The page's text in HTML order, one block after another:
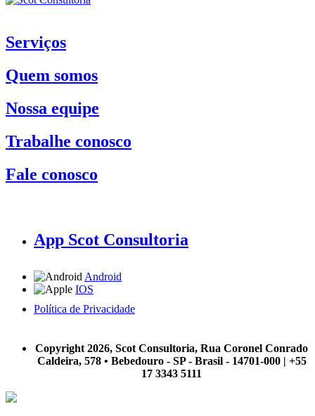
Serviços
Quem somos
Nossa equipe
Trabalhe conosco
Fale conosco
App Scot Consultoria
Android
IOS
Política de Privacidade
Copyright 2026, Scot Consultoria, Rua Coronel Conrado
Caldeira, 578 • Bebedouro - SP - Brasil - 14701-000 | +55
17 3343 5111